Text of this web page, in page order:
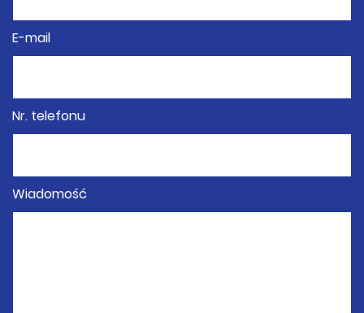
E-mail
Nr. telefonu
Wiadomość